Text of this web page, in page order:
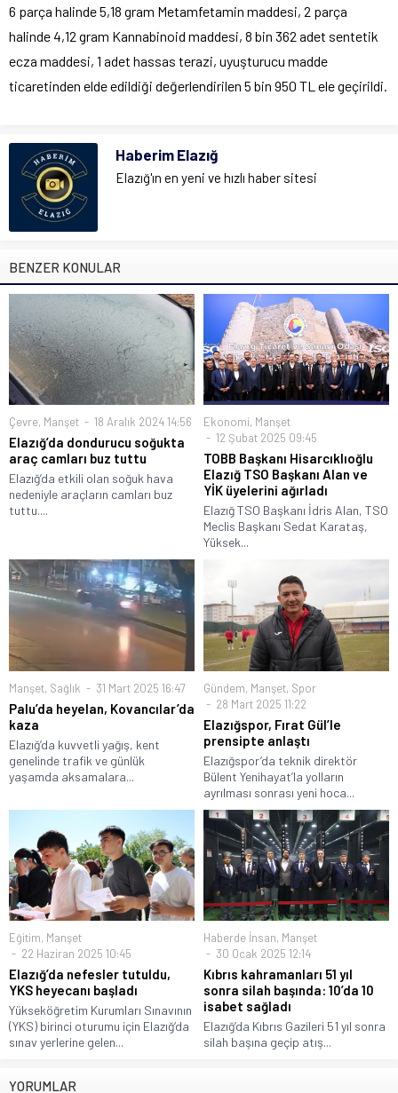
6 parça halinde 5,18 gram Metamfetamin maddesi, 2 parça
halinde 4,12 gram Kannabinoid maddesi, 8 bin 362 adet sentetik
ecza maddesi, 1 adet hassas terazi, uyuşturucu madde
ticaretinden elde edildiği değerlendirilen 5 bin 950 TL ele geçirildi.
Haberim Elazığ
Elazığ'ın en yeni ve hızlı haber sitesi
BENZER KONULAR
Çevre, Manşet 18 Aralık 2024 14:56
Elazığ’da dondurucu soğukta
araç camları buz tuttu
Elazığ’da etkili olan soğuk hava
nedeniyle araçların camları buz
tuttu....
Ekonomi, Manşet
12 Şubat 2025 09:45
TOBB Başkanı Hisarcıklıoğlu
Elazığ TSO Başkanı Alan ve
YİK üyelerini ağırladı
Elazığ TSO Başkanı İdris Alan, TSO
Meclis Başkanı Sedat Karataş,
Yüksek...
Manşet, Sağlık 31 Mart 2025 16:47
Palu’da heyelan, Kovancılar’da
kaza
Elazığ’da kuvvetli yağış, kent
genelinde trafik ve günlük
yaşamda aksamalara...
Gündem, Manşet, Spor
28 Mart 2025 11:22
Elazığspor, Fırat Gül’le
prensipte anlaştı
Elazığspor’da teknik direktör
Bülent Yenihayat’la yolların
ayrılması sonrası yeni hoca...
Eğitim, Manşet
22 Haziran 2025 10:45
Elazığ’da nefesler tutuldu,
YKS heyecanı başladı
Yükseköğretim Kurumları Sınavının
(YKS) birinci oturumu için Elazığ‘da
sınav yerlerine gelen...
Haberde İnsan, Manşet
30 Ocak 2025 12:14
Kıbrıs kahramanları 51 yıl
sonra silah başında: 10’da 10
isabet sağladı
Elazığ’da Kıbrıs Gazileri 51 yıl sonra
silah başına geçip atış...
YORUMLAR